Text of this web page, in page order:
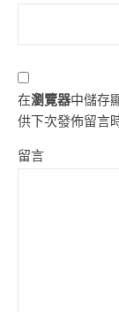
在瀏覽器中儲存
供下次發佈留言
留言